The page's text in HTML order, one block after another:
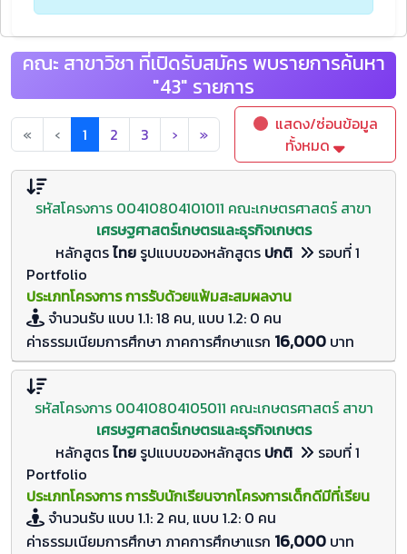
คณะ สาขาวิชา ที่เปิดรับสมัคร พบรายการค้นหา
"43" รายการ
« ‹ 1 2 3 › »
ทั้งหมด
รหัสโครงการ 00410804101011 คณะเกษตรศาสตร์ สาขา
เศรษฐศาสตร์เกษตรและธุรกิจเกษตร
หลักสูตรไทย รูปแบบของหลักสูตร ปกติ
รอบที่ 1
Portfolio
ประเภทโครงการ การรับด้วยแฟ้มสะสมผลงาน
จำนวนรับ แบบ 1.1: 18 คน, แบบ 1.2: 0 คน
ค่าธรรมเนียมการศึกษา ภาคการศึกษาแรก 16,000 บาท
รหัสโครงการ 00410804105011 คณะเกษตรศาสตร์ สาขา
เศรษฐศาสตร์เกษตรและธุรกิจเกษตร
หลักสูตรไทย รูปแบบของหลักสูตร ปกติ
รอบที่ 1
Portfolio
ประเภทโครงการ การรับนักเรียนจากโครงการเด็กดีมีที่เรียน
จำนวนรับ แบบ 1.1: 2 คน, แบบ 1.2: 0 คน
ค่าธรรมเนียมการศึกษา ภาคการศึกษาแรก 16,000 บาท